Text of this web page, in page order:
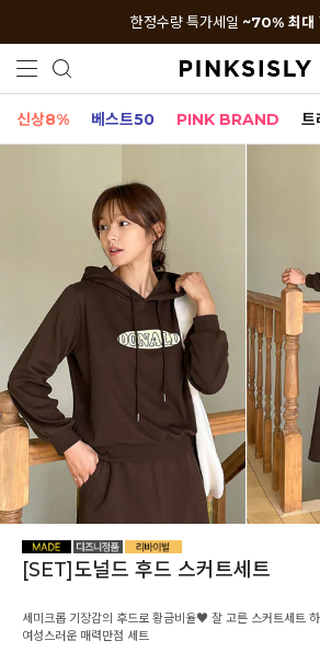
한정수량 특가세일 ~70% 최대
신상8% 베스트50 PINK BRAND 트
[SET]도널드 후드 스커트세트
세미크롭 기장감의 후드로 황금비율♥ 잘 고른 스커트세트
여성스러운 매력만점 세트